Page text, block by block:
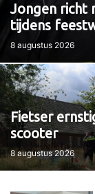
Jongen richt
tijdens
8 augustus 2026
Fietser
scooter
8 augustus 2026